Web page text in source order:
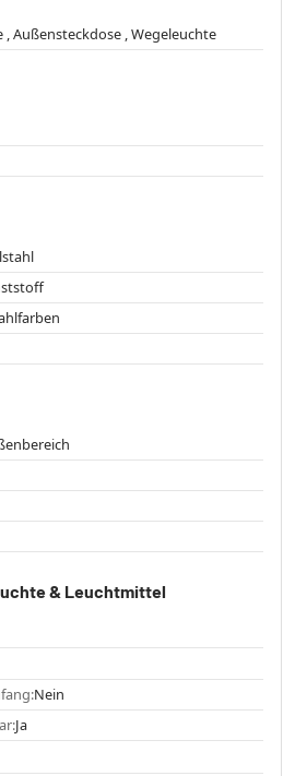
Außensteckdose , Wegeleuchte
& Leuchtmittel
Nein
Ja